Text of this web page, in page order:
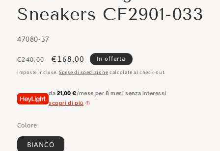
Sneakers CF2901-033
SKU:
47080-37
Prezzo
di
€240,00
Prezzo
scontato
€168,00 In offerta
Imposte incluse. Spese di spedizione calcolate al check-out.
da 21,00 €/mese per 8 mesi senza interessi
scopri di più
Colore
BIANCO